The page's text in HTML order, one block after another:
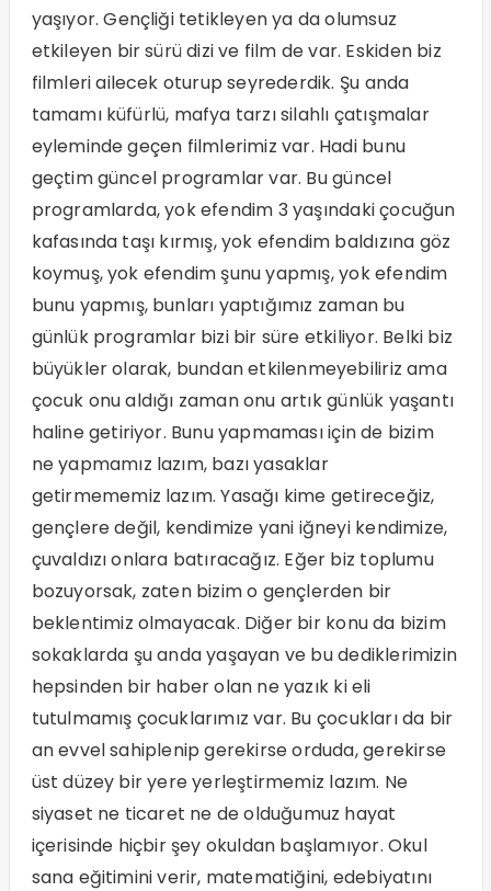
yaşıyor. Gençliği tetikleyen ya da olumsuz
etkileyen bir sürü dizi ve film de var. Eskiden biz
filmleri ailecek oturup seyrederdik. Şu anda
tamamı küfürlü, mafya tarzı silahlı çatışmalar
eyleminde geçen filmlerimiz var. Hadi bunu
geçtim güncel programlar var. Bu güncel
programlarda, yok efendim 3 yaşındaki çocuğun
kafasında taşı kırmış, yok efendim baldızına göz
koymuş, yok efendim şunu yapmış, yok efendim
bunu yapmış, bunları yaptığımız zaman bu
günlük programlar bizi bir süre etkiliyor. Belki biz
büyükler olarak, bundan etkilenmeyebiliriz ama
çocuk onu aldığı zaman onu artık günlük yaşantı
haline getiriyor. Bunu yapmaması için de bizim
ne yapmamız lazım, bazı yasaklar
getirmememiz lazım. Yasağı kime getireceğiz,
gençlere değil, kendimize yani iğneyi kendimize,
çuvaldızı onlara batıracağız. Eğer biz toplumu
bozuyorsak, zaten bizim o gençlerden bir
beklentimiz olmayacak. Diğer bir konu da bizim
sokaklarda şu anda yaşayan ve bu dediklerimizin
hepsinden bir haber olan ne yazık ki eli
tutulmamış çocuklarımız var. Bu çocukları da bir
an evvel sahiplenip gerekirse orduda, gerekirse
üst düzey bir yere yerleştirmemiz lazım. Ne
siyaset ne ticaret ne de olduğumuz hayat
içerisinde hiçbir şey okuldan başlamıyor. Okul
sana eğitimini verir, matematiğini, edebiyatını